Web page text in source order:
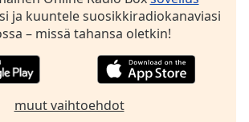
ja kuuntele suosikkiradiokanaviasi
– missä tahansa oletkin!
muut vaihtoehdot